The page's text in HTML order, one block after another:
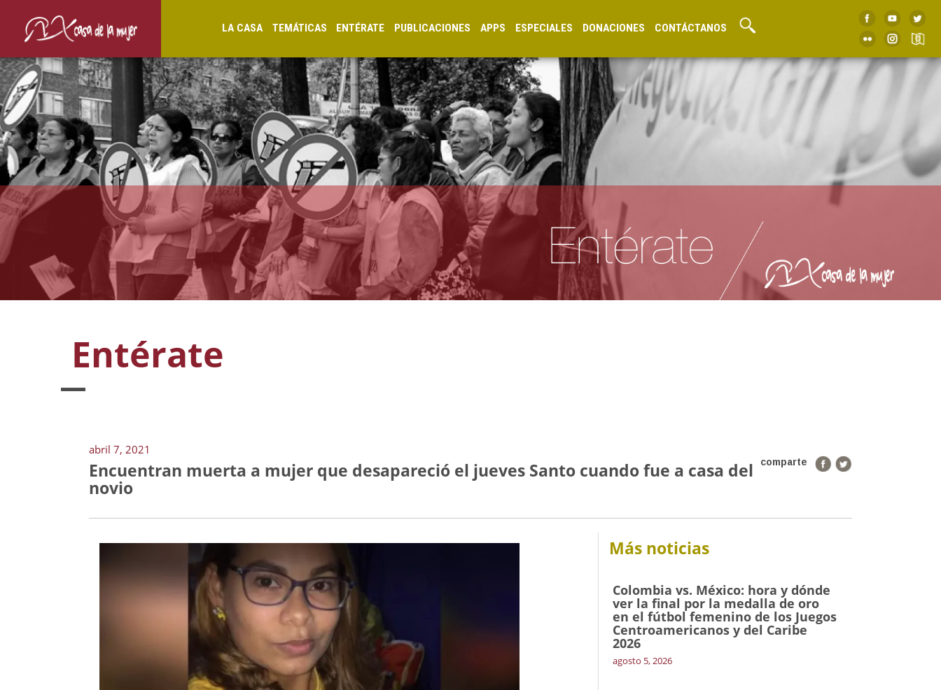
LA CASA TEMÁTICAS ENTÉRATE PUBLICACIONES APPS ESPECIALES DONACIONES CONTÁCTANOS
Entérate
abril 7, 2021
comparte
Encuentran muerta a mujer que desapareció el jueves Santo cuando fue a casa del
novio
Más noticias
Colombia vs. México: hora y dónde
ver la final por la medalla de oro
en el fútbol femenino de los Juegos
Centroamericanos y del Caribe
2026
agosto 5, 2026